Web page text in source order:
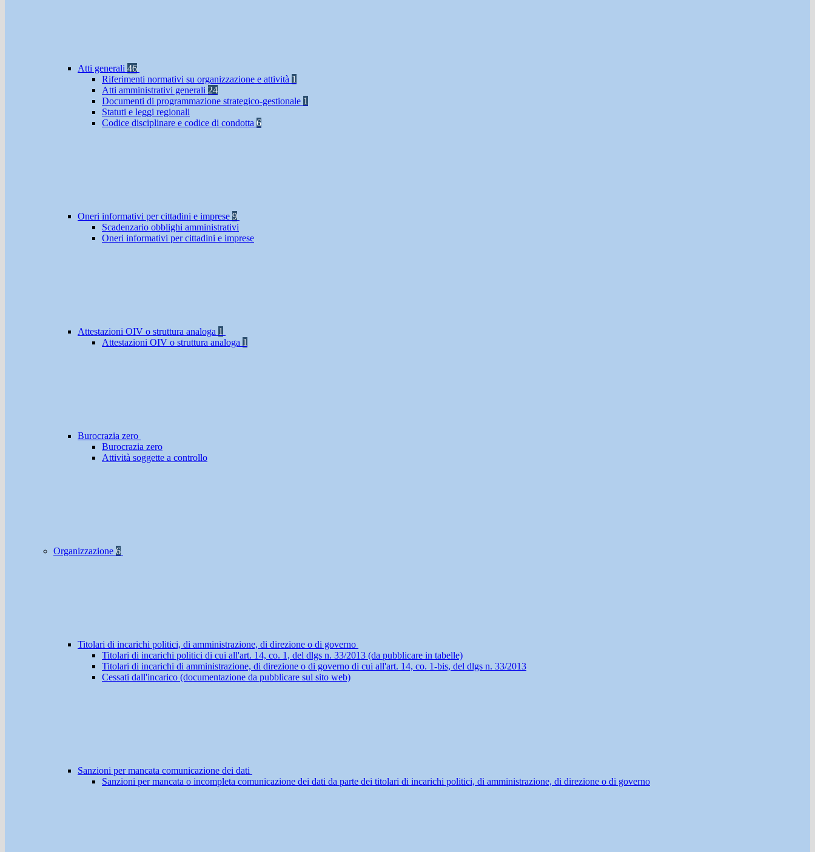
Atti generali 46
Riferimenti normativi su organizzazione e attività 1
Atti amministrativi generali 24
Documenti di programmazione strategico-gestionale 1
Statuti e leggi regionali
Codice disciplinare e codice di condotta 6
Oneri informativi per cittadini e imprese 9
Scadenzario obblighi amministrativi
Oneri informativi per cittadini e imprese
Attestazioni OIV o struttura analoga 1
Attestazioni OIV o struttura analoga 1
Burocrazia zero
Burocrazia zero
Attività soggette a controllo
Organizzazione 6
Titolari di incarichi politici, di amministrazione, di direzione o di governo
Titolari di incarichi politici di cui all'art. 14, co. 1, del dlgs n. 33/2013 (da pubblicare in tabelle)
Titolari di incarichi di amministrazione, di direzione o di governo di cui all'art. 14, co. 1-bis, del dlgs n. 33/2013
Cessati dall'incarico (documentazione da pubblicare sul sito web)
Sanzioni per mancata comunicazione dei dati
Sanzioni per mancata o incompleta comunicazione dei dati da parte dei titolari di incarichi politici, di amministrazione, di direzione o di governo